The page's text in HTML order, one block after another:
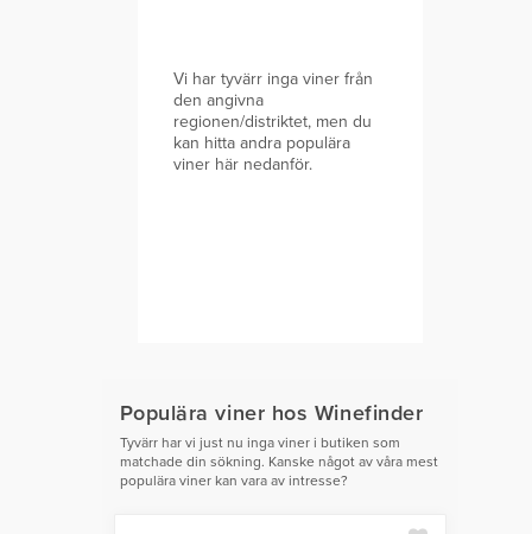
Vi har tyvärr inga viner från
den angivna
regionen/distriktet, men du
kan hitta andra populära
viner här nedanför.
Populära viner hos Winefinder
Tyvärr har vi just nu inga viner i butiken som
matchade din sökning. Kanske något av våra mest
populära viner kan vara av intresse?